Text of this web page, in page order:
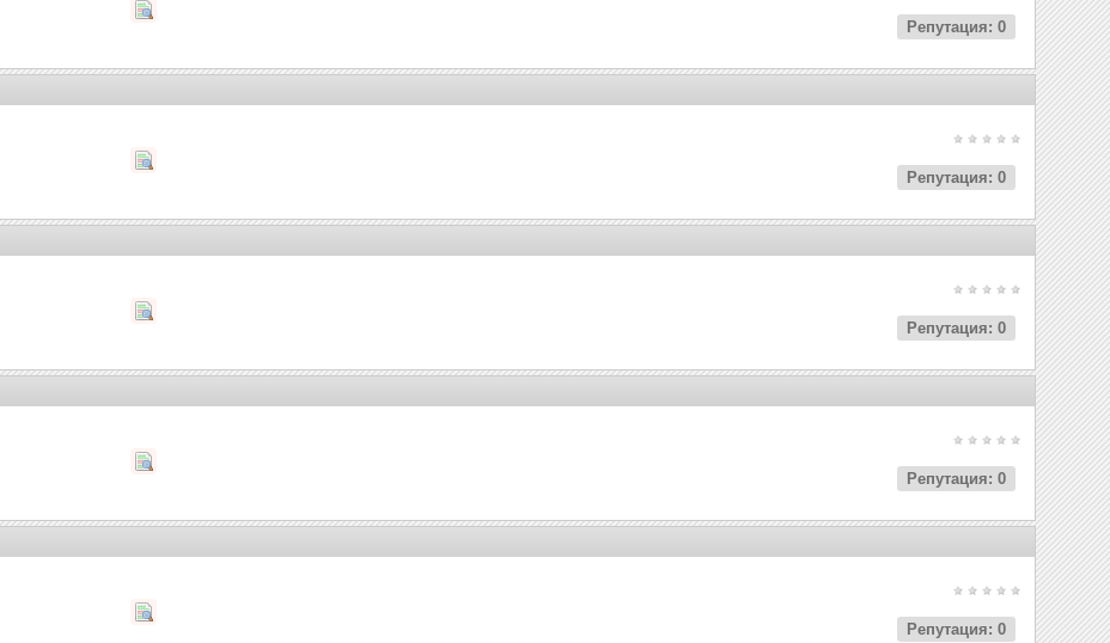
Репутация: 0
Репутация: 0
Репутация: 0
Репутация: 0
Репутация: 0